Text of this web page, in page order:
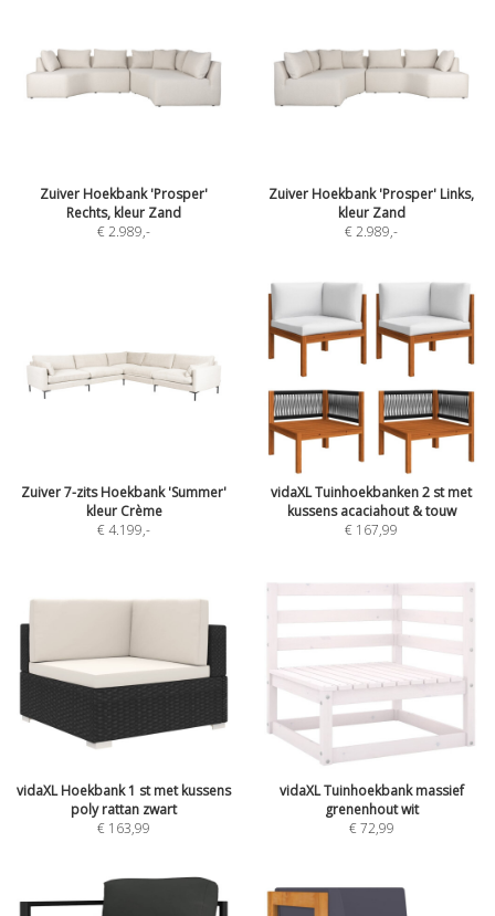
Zuiver Hoekbank 'Prosper'
Rechts, kleur Zand
€ 2.989,-
Zuiver Hoekbank 'Prosper' Links,
kleur Zand
€ 2.989,-
Zuiver 7-zits Hoekbank 'Summer'
kleur Crème
€ 4.199,-
vidaXL Tuinhoekbanken 2 st met
kussens acaciahout & touw
€ 167,99
vidaXL Hoekbank 1 st met kussens
poly rattan zwart
€ 163,99
vidaXL Tuinhoekbank massief
grenenhout wit
€ 72,99